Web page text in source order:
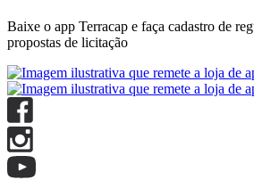
Baixe o app Terracap e faça cadastro de
propostas de licitação